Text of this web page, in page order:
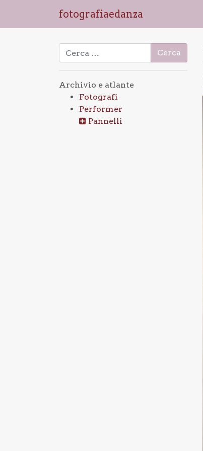
fotografiaedanza
Ricerca per:
Archivio e atlante
Fotografi
Performer
Pannelli